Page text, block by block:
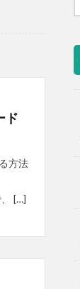
ド
方法
[…]